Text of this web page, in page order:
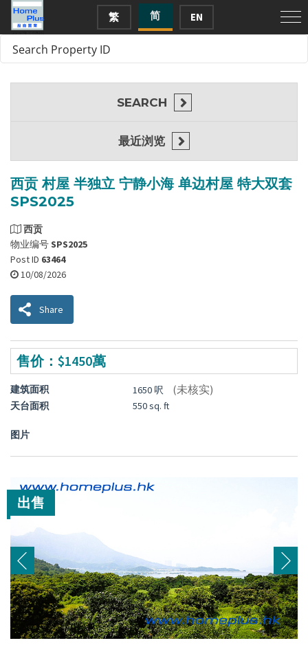
繁 简 EN
西贡 村屋 半独立 宁静小海 单边村屋 特大双套
SPS2025
西贡
物业编号SPS2025
Post ID 63464
10/08/2026
Share
售价：$1450萬
建筑面积 1650 呎 (未核实)
天台面积 550 sq. ft
图片
出售
SEARCH
最近浏览